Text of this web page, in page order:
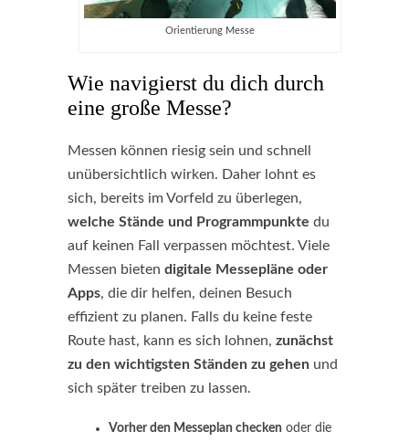
Orientierung Messe
Wie navigierst du dich durch
eine große Messe?
Messen können riesig sein und schnell
unübersichtlich wirken. Daher lohnt es
sich, bereits im Vorfeld zu überlegen,
welche Stände und Programmpunkte du
auf keinen Fall verpassen möchtest. Viele
Messen bieten digitale Messepläne oder
Apps, die dir helfen, deinen Besuch
effizient zu planen. Falls du keine feste
Route hast, kann es sich lohnen, zunächst
zu den wichtigsten Ständen zu gehen und
sich später treiben zu lassen.
Vorher den Messeplan checken oder die